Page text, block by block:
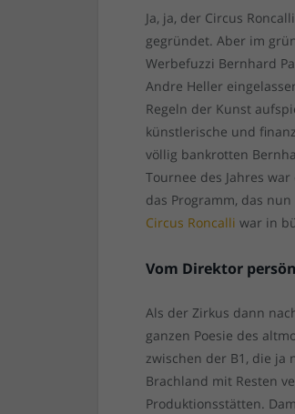
Ja, ja, der Circus
gegründet. Aber im
Werbefuzzi Bernhard
Andre Heller
Regeln der Kunst
künstlerische und
völlig bankrotten
Tournee des Jahres
das Programm, das
Circus Roncalli war in
Vom Direktor
Als der Zirkus dann
ganzen Poesie des
zwischen der B1, die ja
Brachland mit Resten
Produktionsstätten.